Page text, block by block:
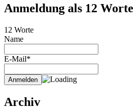
Anmeldung als 12
12 Worte
Name
E-Mail*
Archiv